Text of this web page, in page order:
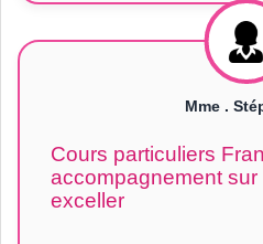
Mme .
Cours particuliers
accompagnement
exceller